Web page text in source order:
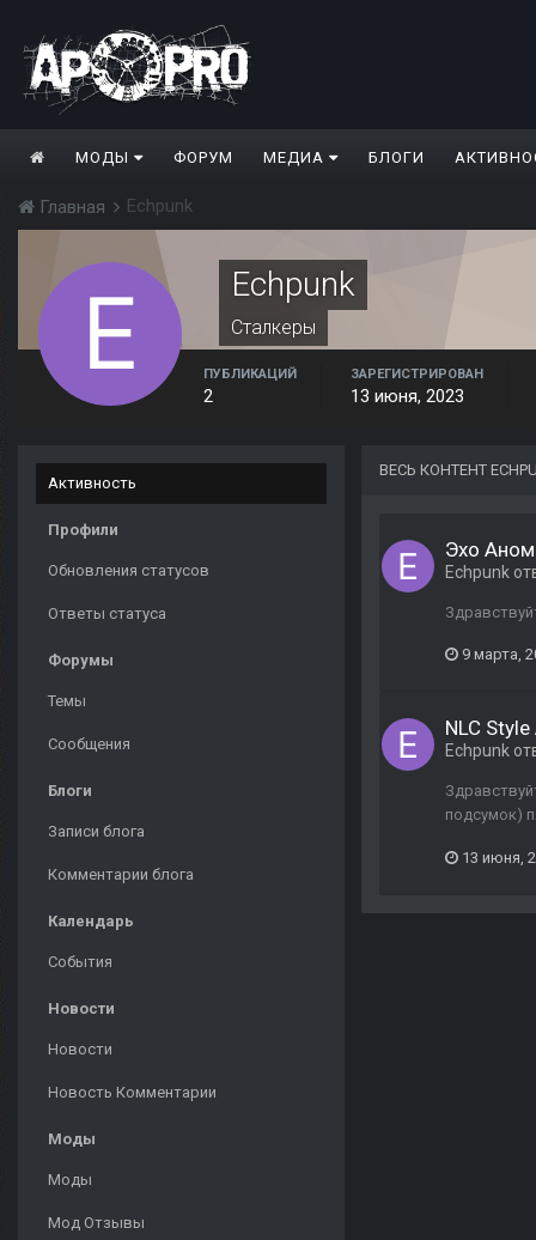
МОДЫ ФОРУМ МЕДИА БЛОГИ
Главная Echpunk
Echpunk
Сталкеры
ПУБЛИКАЦИЙ
2
ЗАРЕГИСТРИРОВАН
13 июня, 2023
Активность
Профили
Обновления статусов
Ответы статуса
Форумы
Темы
Сообщения
Блоги
Записи блога
Комментарии блога
Календарь
События
Новости
Новости
Новость Комментарии
Моды
Моды
Мод Отзывы
ВЕСЬ КОНТЕНТ
Эхо
Echpunk
9 марта,
NLC
Echpunk
подсумок)
13 июня,